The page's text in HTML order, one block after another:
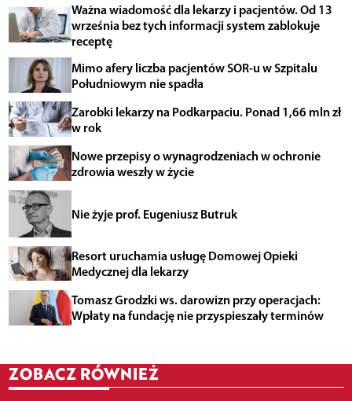
Ważna wiadomość dla lekarzy i pacjentów. Od 13
września bez tych informacji system zablokuje
receptę
Mimo afery liczba pacjentów SOR-u w Szpitalu
Południowym nie spadła
Zarobki lekarzy na Podkarpaciu. Ponad 1,66 mln zł
w rok
Nowe przepisy o wynagrodzeniach w ochronie
zdrowia weszły w życie
Nie żyje prof. Eugeniusz Butruk
Resort uruchamia usługę Domowej Opieki
Medycznej dla lekarzy
Tomasz Grodzki ws. darowizn przy operacjach:
Wpłaty na fundację nie przyspieszały terminów
ZOBACZ RÓWNIEŻ